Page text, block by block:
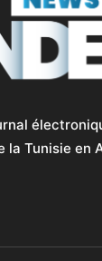
la Tunisie en